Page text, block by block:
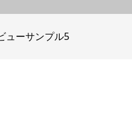
ューサンプル5